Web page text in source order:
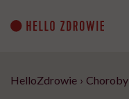
content
HelloZdrowie › Choroby